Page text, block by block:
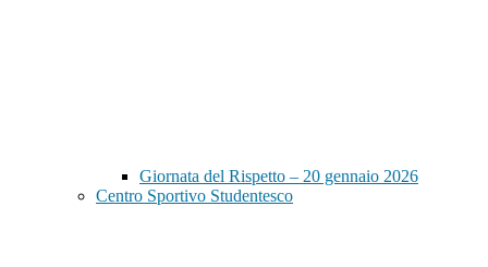
Giornata del Rispetto – 20 gennaio 2026
Centro Sportivo Studentesco